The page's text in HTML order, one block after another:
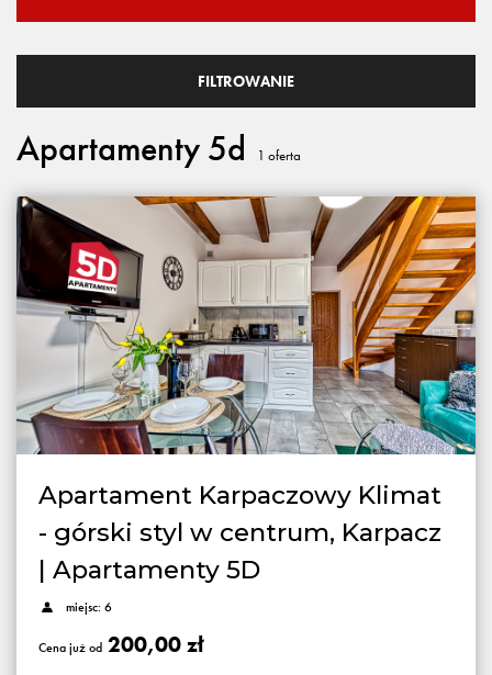
FILTROWANIE
Apartamenty 5d 1 oferta
Apartament Karpaczowy Klimat
- górski styl w centrum, Karpacz
| Apartamenty 5D
miejsc: 6
Cena już od 200,00 zł